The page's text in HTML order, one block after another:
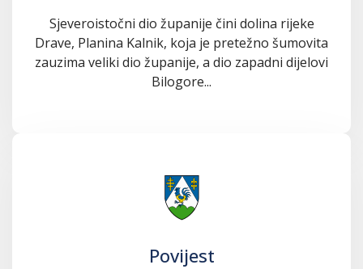
Sjeveroistočni dio županije čini dolina rijeke
Drave, Planina Kalnik, koja je pretežno šumovita
zauzima veliki dio županije, a dio zapadni dijelovi
Bilogore...
Povijest